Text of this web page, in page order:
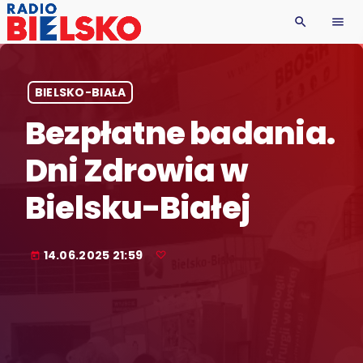
search menu
BIELSKO-BIAŁA
Bezpłatne badania.
Dni Zdrowia w
Bielsku-Białej
today 14.06.2025 21:59